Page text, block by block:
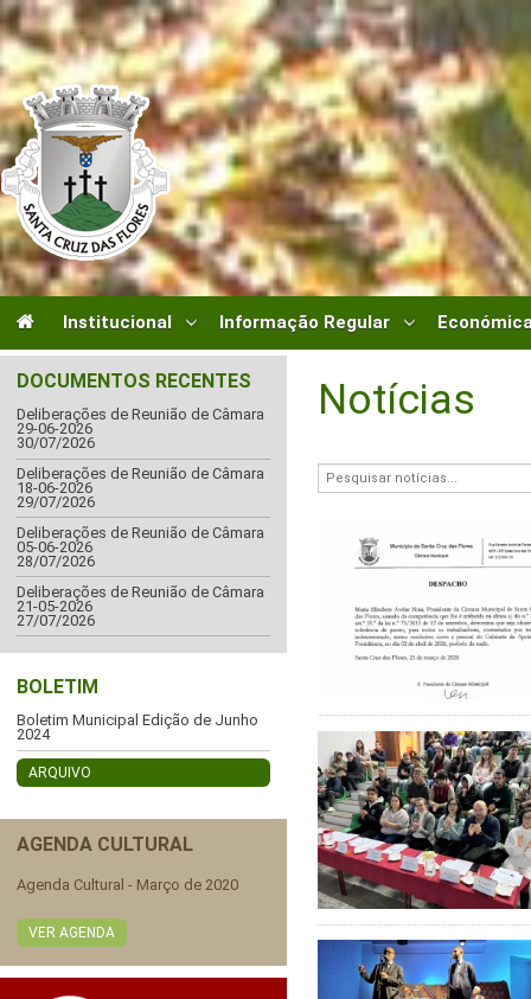
Institucional Informação Regular
DOCUMENTOS RECENTES
Deliberações de Reunião de Câmara
29-06-2026
30/07/2026
Deliberações de Reunião de Câmara
18-06-2026
29/07/2026
Deliberações de Reunião de Câmara
05-06-2026
28/07/2026
Deliberações de Reunião de Câmara
21-05-2026
27/07/2026
BOLETIM
Boletim Municipal Edição de Junho
2024
ARQUIVO
AGENDA CULTURAL
Agenda Cultural - Março de 2020
VER AGENDA
Notícias